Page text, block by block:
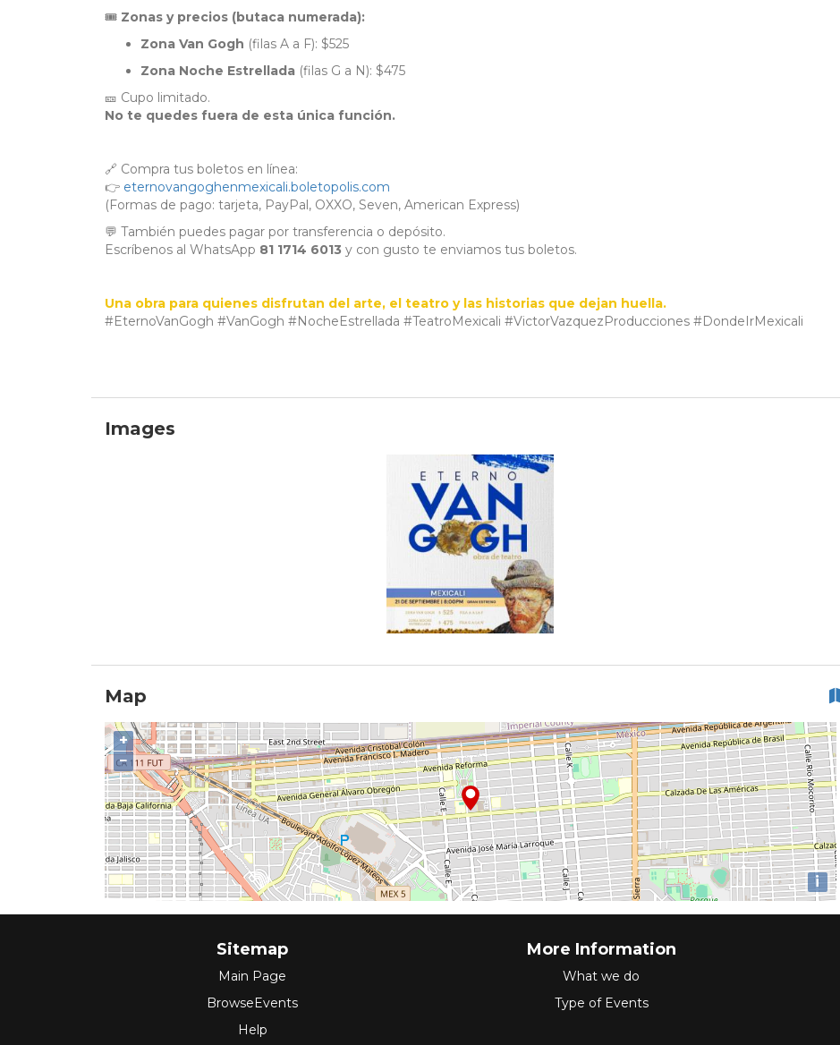
🎟 Zonas y precios (butaca numerada):
Zona Van Gogh (filas A a F): $525
Zona Noche Estrellada (filas G a N): $475
🎫 Cupo limitado.
No te quedes fuera de esta única función.
🔗 Compra tus boletos en línea:
👉 eternovangoghenmexicali.boletopolis.com
(Formas de pago: tarjeta, PayPal, OXXO, Seven, American Express)
💬 También puedes pagar por transferencia o depósito.
Escríbenos al WhatsApp 81 1714 6013 y con gusto te enviamos tus boletos.
Una obra para quienes disfrutan del arte, el teatro y las historias que dejan huella.
#EternoVanGogh #VanGogh #NocheEstrellada #TeatroMexicali #VictorVazquezProducciones #DondeIrMexicali
Images
Map
+
−
i
Sitemap
Main Page
BrowseEvents
Help
More Information
What we do
Type of Events